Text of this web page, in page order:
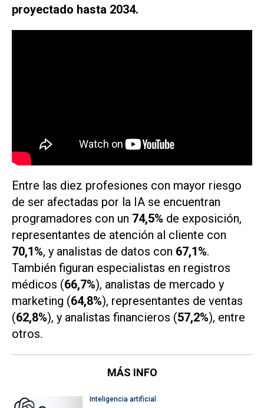
proyectado hasta 2034.
Entre las diez profesiones con mayor riesgo
de ser afectadas por la IA se encuentran
programadores con un 74,5% de exposición,
representantes de atención al cliente con
70,1%, y analistas de datos con 67,1%.
También figuran especialistas en registros
médicos (66,7%), analistas de mercado y
marketing (64,8%), representantes de ventas
(62,8%), y analistas financieros (57,2%), entre
otros.
MÁS INFO
Inteligencia artificial